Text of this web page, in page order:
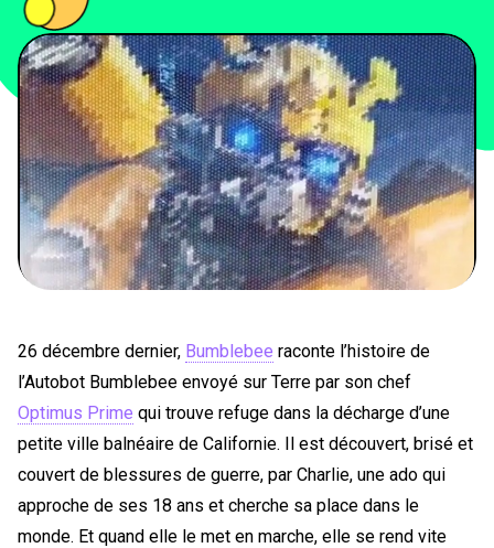
PEOPLE
FOOD
BONS PLANS
SOUTENEZ KULTT
26 décembre dernier, Bumblebee raconte l’histoire de
l’Autobot Bumblebee envoyé sur Terre par son chef
Optimus Prime qui trouve refuge dans la décharge d’une
petite ville balnéaire de Californie. Il est découvert, brisé et
couvert de blessures de guerre, par Charlie, une ado qui
approche de ses 18 ans et cherche sa place dans le
monde. Et quand elle le met en marche, elle se rend vite